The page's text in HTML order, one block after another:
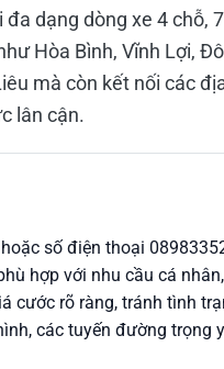
dạng dòng xe 4 chỗ,
Hòa Bình, Vĩnh Lợi,
mà còn kết nối các
lân cận.
số điện thoại
hợp với nhu cầu cá
cước rõ ràng, tránh tình
các tuyến đường trọng